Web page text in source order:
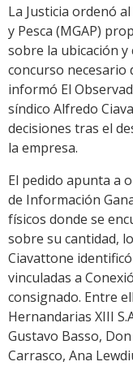
La Justicia ordenó
y Pesca (MGAP)
sobre la ubicación y
concurso necesario
informó El
síndico Alfredo
decisiones tras el
la empresa.
El pedido apunta a
de Información
físicos donde se
sobre su cantidad,
Ciavattone
vinculadas a
consignado. Entre
Hernandarias XIII
Gustavo Basso,
Carrasco, Ana